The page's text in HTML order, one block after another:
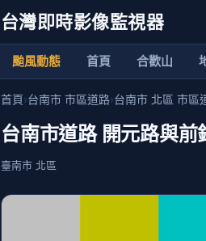
台灣即時影像監視器
颱風動態 首頁 合歡山
首頁›台南市 市區道路›台南市 北區 市區
台南市道路 開元路與
臺南市 北區